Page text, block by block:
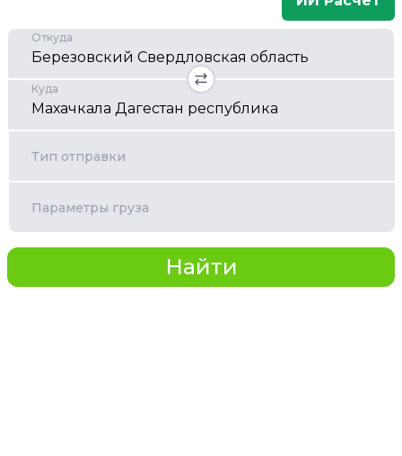
Откуда
Куда
Тип отправки
Параметры груза
Найти